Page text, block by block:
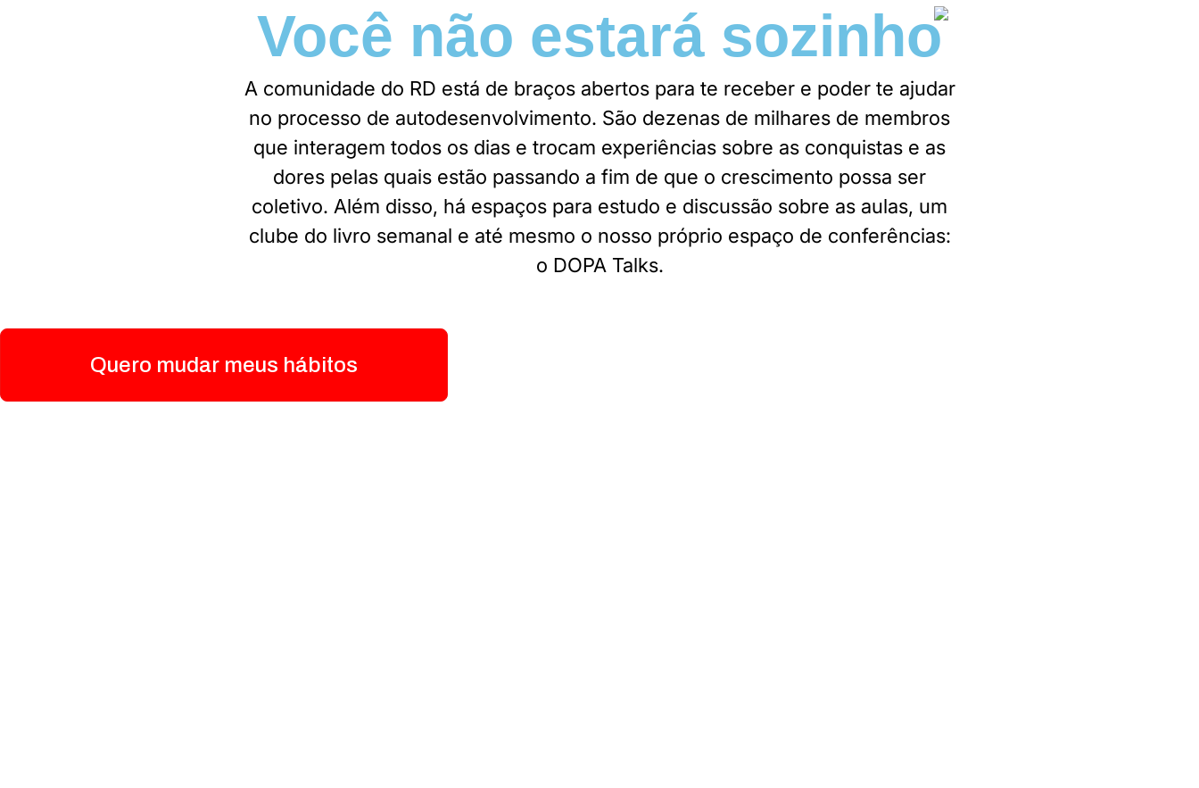
Você não estará sozinho
A comunidade do RD está de braços abertos para te receber e poder te ajudar
no processo de autodesenvolvimento. São dezenas de milhares de membros
que interagem todos os dias e trocam experiências sobre as conquistas e as
dores pelas quais estão passando a fim de que o crescimento possa ser
coletivo. Além disso, há espaços para estudo e discussão sobre as aulas, um
clube do livro semanal e até mesmo o nosso próprio espaço de conferências:
o DOPA Talks.
Quero mudar meus hábitos